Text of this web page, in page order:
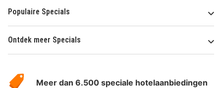
Populaire Specials
Ontdek meer Specials
HotelSpecials
Meer dan 6.500 speciale hotelaanbiedingen